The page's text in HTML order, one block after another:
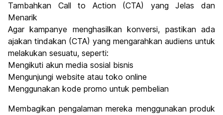
Tambahkan Call to Action (CTA) yang Jelas dan
Menarik
Agar kampanye menghasilkan konversi, pastikan ada
ajakan tindakan (CTA) yang mengarahkan audiens untuk
melakukan sesuatu, seperti:
Mengikuti akun media sosial bisnis
Mengunjungi website atau toko online
Menggunakan kode promo untuk pembelian
Membagikan pengalaman mereka menggunakan produk